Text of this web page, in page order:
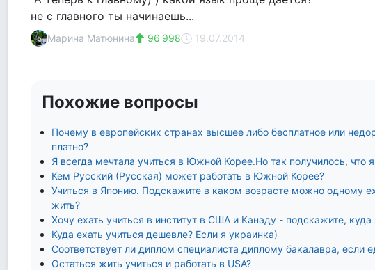
не с главного ты начинаешь...
Марина Матюнина 96 998 19.07.2014
Похожие вопросы
Почему в европейских странах высшее либо бесплатное или
платно?
Я всегда мечтала учиться в Южной Корее.Но так получилось, что
Кем Русский (Русская) может работать в Южной Корее?
Учиться в Японию. Подскажите в каком возрасте можно одному
жить?
Хочу ехать учиться в институт в США и Канаду - подскажите,
Куда ехать учиться дешевле? Если я украинка)
Соответствует ли диплом специалиста диплому бакалавра, если
Остаться жить учиться и работать в USA?